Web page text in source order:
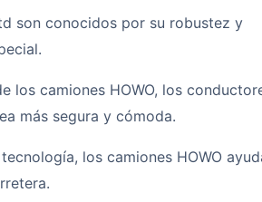
son conocidos por su robustez y
los camiones HOWO, los
más segura y cómoda.
los camiones HOWO